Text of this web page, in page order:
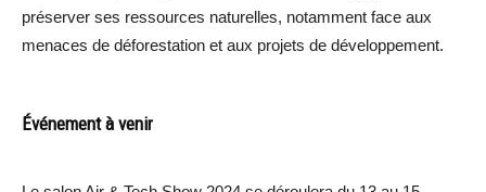
préserver ses ressources naturelles, notamment face aux
menaces de déforestation et aux projets de développement.
Événement à venir